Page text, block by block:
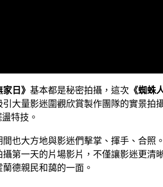
日》 基本都是秘密拍攝，這次 《蜘蛛
大量影迷圍觀欣賞製作團隊的實景拍
特技。
也大方地與影迷們擊掌、揮手、合照
攝第一天的片場影片，不僅讓影迷更清
德親民和藹的一面。